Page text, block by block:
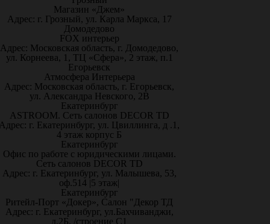
Магазин «Джем»
Адрес: г. Грозный, ул. Карла Маркса, 17
Домодедово
FOX интерьер
Адрес: Московская область, г. Домодедово,
ул. Корнеева, 1, ТЦ «Сфера», 2 этаж, п.1
Егорьевск
Атмосфера Интерьера
Адрес: Московская область, г. Егорьевск,
ул. Александра Невского, 2В
Екатеринбург
ASTROOM. Сеть салонов DECOR TD
г. Екатеринбург, ул. Цвиллинга, д .1,
4 этаж корпус Б
Екатеринбург
Офис по работе с юридическими лицами.
Сеть салонов DECOR TD
Адрес: г. Екатеринбург, ул. Малышева, 53,
оф.514 |5 этаж|
Екатеринбург
Ритейл-Порт «Докер», Салон "Декор ТД
Адрес: г. Екатеринбург, ул.Бахчиванджи,
д.2Б, /строение С1